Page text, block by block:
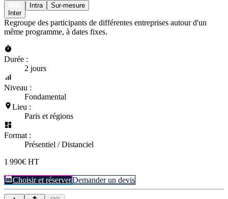
Inter
Intra Sur-mesure
Regroupe des participants de différentes entreprises autour d'un
même programme, à dates fixes.
Durée :
2 jours
Niveau :
Fondamental
Lieu :
Paris et régions
Format :
Présentiel / Distanciel
1 990€ HT
Choisir et réserverDemander un devis